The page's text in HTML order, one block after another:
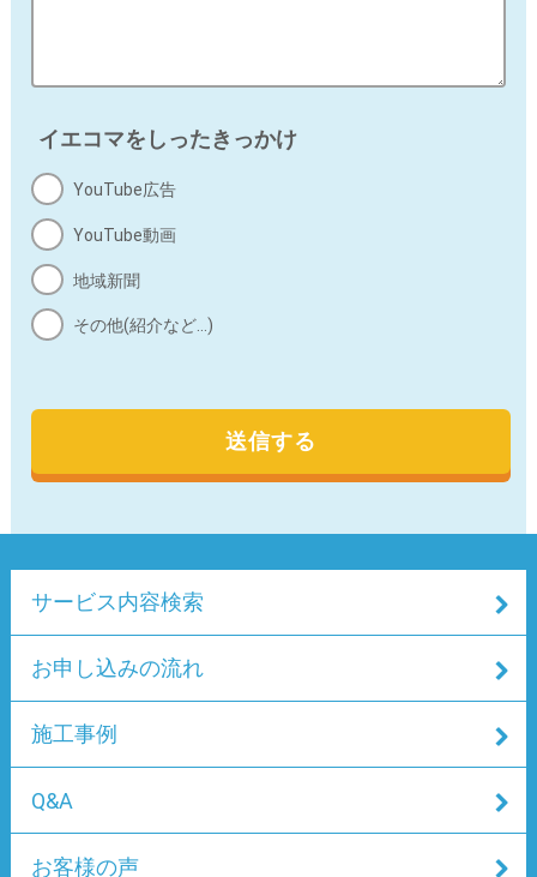
情報の利用目的の通知、開示（第三者提供記録の開示を
及び第三者への提供の停止（「開示等」という）に応じ
ます。
開示等の求めに応じる窓口は、以下の「お問合せ先」を
ご覧ください。
g) 個人情報の入力項目について
個人情報の各入力項目への入力は、任意となっておりま
h) Cookie（クッキー）について
報です。システムが個々の利用者を判別するために使用
されるもので、ユーザーが個人情報等を入力する手間を
省くことができます。
受け取りを拒否することも可能です。ただし、Cookieを
拒否する設定の場合、一部コンテンツの利用に制限が発
生する場合があります。
i) 個人情報の安全管理措置
イエコマをしったきっかけ
YouTube広告
YouTube動画
地域新聞
その他(紹介など…)
サービス内容検索
お申し込みの流れ
施工事例
Q&A
お客様の声